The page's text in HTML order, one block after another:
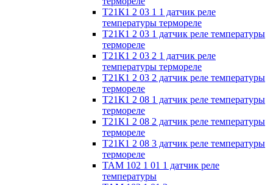
Т21К1 2 03 1 1 датчик реле
температуры термореле
Т21К1 2 03 1 датчик реле температуры
термореле
Т21К1 2 03 2 1 датчик реле
температуры термореле
Т21К1 2 03 2 датчик реле температуры
термореле
Т21К1 2 08 1 датчик реле температуры
термореле
Т21К1 2 08 2 датчик реле температуры
термореле
Т21К1 2 08 3 датчик реле температуры
термореле
ТАМ 102 1 01 1 датчик реле
температуры